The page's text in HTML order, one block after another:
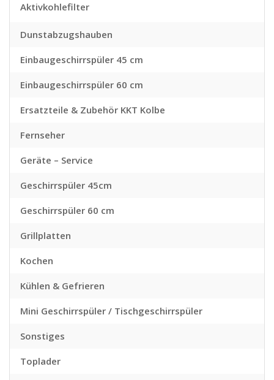
Aktivkohlefilter
Dunstabzugshauben
Einbaugeschirrspüler 45 cm
Einbaugeschirrspüler 60 cm
Ersatzteile & Zubehör KKT Kolbe
Fernseher
Geräte – Service
Geschirrspüler 45cm
Geschirrspüler 60 cm
Grillplatten
Kochen
Kühlen & Gefrieren
Mini Geschirrspüler / Tischgeschirrspüler
Sonstiges
Toplader